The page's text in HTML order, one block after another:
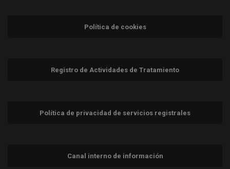
Política de cookies
Registro de Actividades de Tratamiento
Política de privacidad de servicios registrales
Canal interno de información